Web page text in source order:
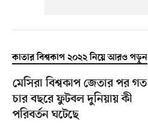
কাতার বিশ্বকাপ ২০২২ নিয়ে আরও পড়ুন
মেসিরা বিশ্বকাপ জেতার পর গত
চার বছরে ফুটবল দুনিয়ায় কী
পরিবর্তন ঘটেছে